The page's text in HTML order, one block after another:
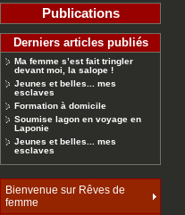
Publications
Derniers articles publiés
Ma femme s’est fait tringler
devant moi, la salope !
Jeunes et belles... mes
esclaves
Formation à domicile
Soumise lagon en voyage en
Laponie
Jeunes et belles... mes
esclaves
Bienvenue sur Rêves de
femme